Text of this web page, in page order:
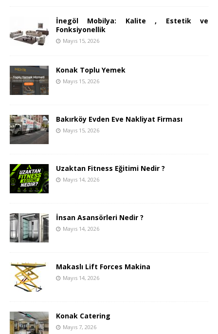
İnegöl Mobilya: Kalite , Estetik ve
Fonksiyonellik
Mayıs 15, 2026
Konak Toplu Yemek
Mayıs 15, 2026
Bakırköy Evden Eve Nakliyat Firması
Mayıs 15, 2026
Uzaktan Fitness Eğitimi Nedir ?
Mayıs 14, 2026
İnsan Asansörleri Nedir ?
Mayıs 14, 2026
Makaslı Lift Forces Makina
Mayıs 14, 2026
Konak Catering
Mayıs 7, 2026